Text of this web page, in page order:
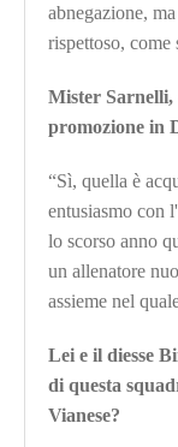
abnegazione,
rispettoso, come
Mister Sarnelli,
promozione in
“Sì, quella è
entusiasmo con
lo scorso anno
un allenatore
assieme nel
Lei e il diesse
di questa
Vianese?